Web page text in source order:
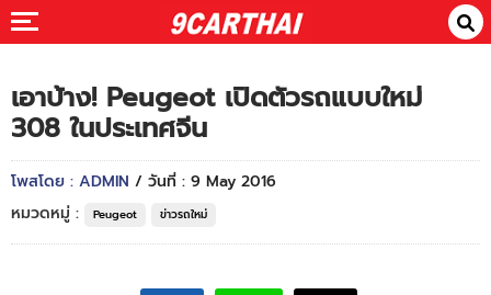
เอาบ้าง! Peugeot เปิดตัวรถแบบใหม่
308 ในประเทศจีน
โพสโดย : ADMIN / วันที่ : 9 May 2016
หมวดหมู่ :
Peugeot ข่าวรถใหม่